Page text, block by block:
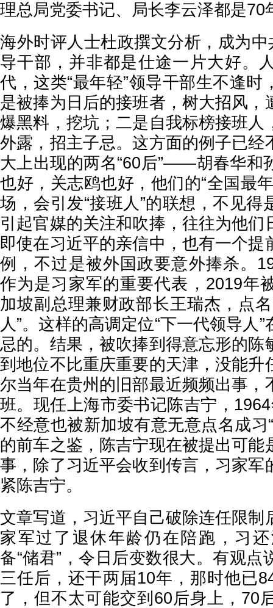
理总局党委书记、局长李云泽都是70
海外时评人士杜政撰文分析，成为中
导干部，并非都是仕途一片大好。
代，这类“最年轻”领导干部生不逢时
是被捧为日后的接班者，树大招风，
爆黑料，挖坑；二是自我标榜接班人
外露，招主子忌。这方面的例子已经
大上出现的两名“60后”——胡春华和
也好，关志鸥也好，他们的“全国最
场，会引发“接班人”的联想，不见得
引起官媒的关注和吹捧，往往为他们
即使在习近平的亲信中，也有一个提
例，不过是被外国政要意外捧杀。
作为是习家军的重要代表，2019年
加坡副总理兼财政部长王瑞杰，点
人”。这样的高调定位“下一代领导人
忌的。结果，被吹捧到得意忘形的陈
到地位不比重庆重要的天津，没能升
尔当年在贵州的旧部最近频频出事，
班。现任上海市委书记陈吉宁，
不经意也被新加坡有意无意点名成习
的前车之鉴，陈吉宁现在被提出可能
事，除了习近平会收到传言，习家军
紧陈吉宁。
文章写道，习近平自己破除连任限制
家军过了退休年龄仍在陪跑，习
备“储君”，令日后变数很大。有观点
三任后，还干两届10年，那时他已
了，但不太可能交到60后身上，70